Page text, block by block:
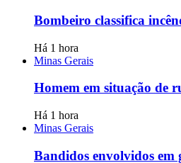
Bombeiro classifica
Há 1 hora
Minas Gerais
Homem em situação de
Há 1 hora
Minas Gerais
Bandidos envolvidos em